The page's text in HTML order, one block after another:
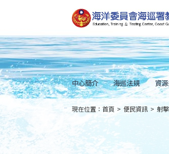
到
主
要
內
容
Skip
to
main
content
中心簡介 海巡法規 資
::: 現在位置： 首頁 > 便民資訊 > 射